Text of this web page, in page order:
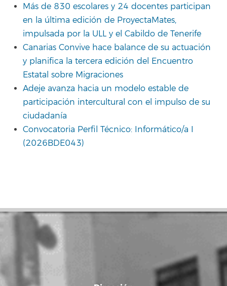
Más de 830 escolares y 24 docentes participan
en la última edición de ProyectaMates,
impulsada por la ULL y el Cabildo de Tenerife
Canarias Convive hace balance de su actuación
y planifica la tercera edición del Encuentro
Estatal sobre Migraciones
Adeje avanza hacia un modelo estable de
participación intercultural con el impulso de su
ciudadanía
Convocatoria Perfil Técnico: Informático/a I
(2026BDE043)